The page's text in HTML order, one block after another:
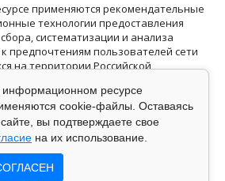
применяются рекомендательные
технологии предоставления
систематизации и анализа
предпочтениям пользователей сети
на территории Российской
Область, г.Кемерово, ул.Кузбасская
support@vse42.ru
ресурсе
cookie-файлы. Оставаясь
вы подтверждаете свое
на их использование.